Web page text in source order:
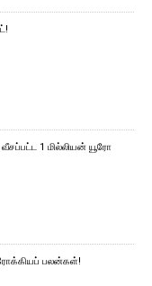
1 மில்லியன் யூரோ
பலன்கள்!